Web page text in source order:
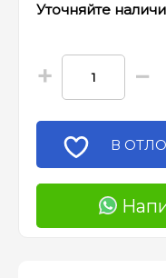
Уточняйте
+ −
В